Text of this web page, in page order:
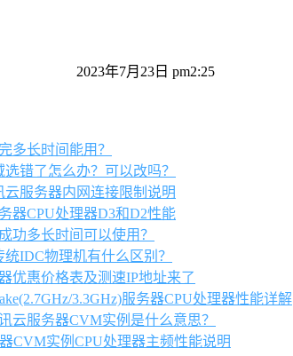
2023年7月23日 pm2:25
多长时间能用？
错了怎么办？可以改吗？
云服务器内网连接限制说明
器CPU处理器D3和D2性能
功多长时间可以使用？
IDC物理机有什么区别？
优惠价格表及测速IP地址来了
3.3GHz)服务器CPU处理器性能详解
云服务器CVM实例是什么意思？
CVM实例CPU处理器主频性能说明